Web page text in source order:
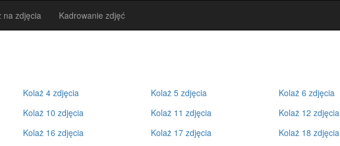
na zdjęcia Kadrowanie zdjęć
Kolaż 4 zdjęcia Kolaż 5 zdjęcia Kolaż 6 zdjęcia
Kolaż 10 zdjęcia Kolaż 11 zdjęcia Kolaż 12 zdjęcia
Kolaż 16 zdjęcia Kolaż 17 zdjęcia Kolaż 18 zdjęcia